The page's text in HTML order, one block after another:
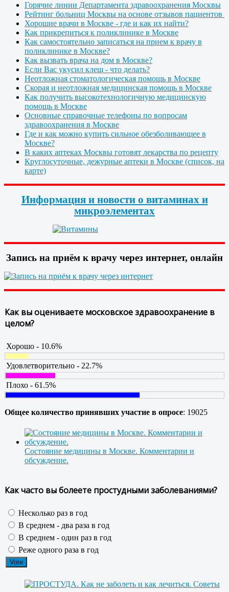
Горячие линии Департамента здравоохранения Москвы
Рейтинг больниц Москвы на основе отзывов пациентов
Хорошие врачи в Москве - где и как их найти?
Как прикрепиться к поликлинике в Москве
Как самостоятельно записаться на прием к врачу в
поликлинике в Москве?
Как вызвать врача на дом в Москве?
Если Вас укусил клещ - что делать?
Неотложная стоматологическая помощь в Москве
Скорая и неотложная медицинская помощь в Москве
Как получить высокотехнологичную медицинскую
помощь в Москве
Основные справочные телефоны по вопросам
здравоохранения в Москве
Где и как можно купить сильное обезболивающее в
Москве?
В каких аптеках Москвы готовят лекарства по рецепту
Круглосуточные, дежурные аптеки в Москве (список, на
карте)
Информация и новости о витаминах и
микроэлементах
Запись на приём к врачу через интернет, онлайн
Как вы оцениваете московское здравоохранение в
целом?
Хорошо - 10.6%
Удовлетворительно - 22.7%
Плохо - 61.5%
Общее количество принявших участие в опросе: 19025
Состояние медицины в Москве. Комментарии и
обсуждение.
Как часто вы болеете простудными заболеваниями?
Несколько раз в год
В среднем - два раза в год
В среднем - один раз в год
Реже одного раза в год